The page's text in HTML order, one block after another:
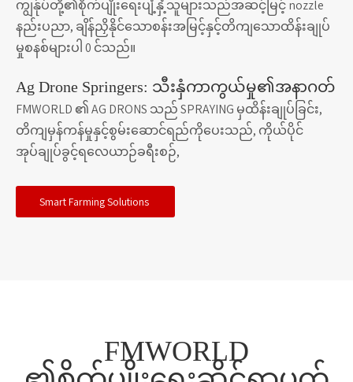
ကျွန်ုပ်တို့၏စိုက်ပျိုးရေးပျံ့နှံ့သူများသည်အဆင့်မြင့် nozzle
နည်းပညာ, ချိန်ညှိနိုင်သောစန်းအမြင့်နှင့်တိကျသောထိန်းချုပ်
မှုစနစ်များပါ 0 င်သည်။
Ag Drone Springers: သီးနှံကာကွယ်မှု၏အနာဂတ်
FMWORLD ၏ AG DRONS သည် SPRAYING မှထိန်းချုပ်ခြင်း,
တိကျမှန်ကန်မှုနှင့်စွမ်းဆောင်ရည်ကိုပေးသည်, ကိုယ်ပိုင်
အုပ်ချုပ်ခွင့်ရလေယာဉ်ခရီးစဉ်,
Smart Farming Solutions
FMWORLD